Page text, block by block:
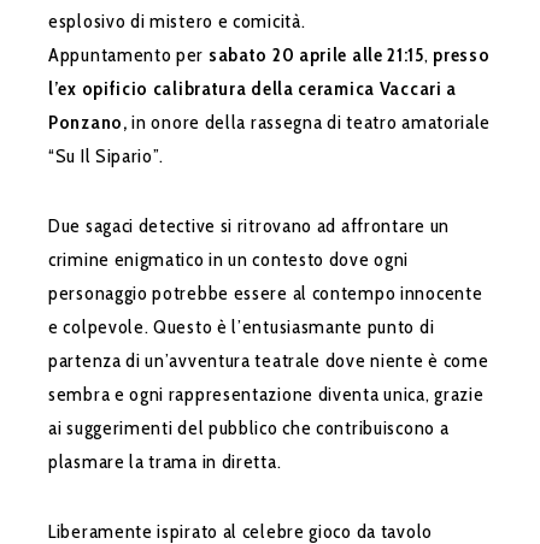
esplosivo di mistero e comicità.
Appuntamento per sabato 20 aprile alle 21:15, presso
l’ex opificio calibratura della ceramica Vaccari a
Ponzano,in onore della rassegna di teatro amatoriale
“Su Il Sipario”.
Due sagaci detective si ritrovano ad affrontare un
crimine enigmatico in un contesto dove ogni
personaggio potrebbe essere al contempo innocente
e colpevole. Questo è l’entusiasmante punto di
partenza di un’avventura teatrale dove niente è come
sembra e ogni rappresentazione diventa unica, grazie
ai suggerimenti del pubblico che contribuiscono a
plasmare la trama in diretta.
Liberamente ispirato al celebre gioco da tavolo